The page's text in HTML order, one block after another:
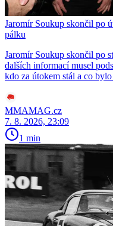
Jaromír Soukup skončil po
pálku
Jaromír Soukup skončil po
dalších informací musel
kdo za útokem stál a co
MMAMAG.cz
7. 8. 2026, 23:09
1 min